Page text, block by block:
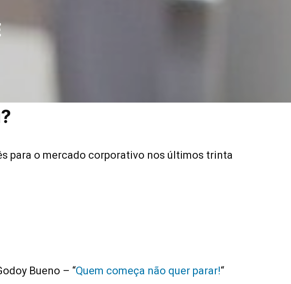
para o mercado corporativo nos últimos trinta
Bueno – “Quem começa não quer parar!“